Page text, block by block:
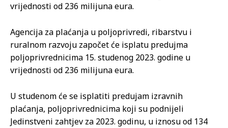
vrijednosti od 236 milijuna eura.
Agencija za plaćanja u poljoprivredi, ribarstvu i
ruralnom razvoju započet će isplatu predujma
poljoprivrednicima 15. studenog 2023. godine u
vrijednosti od 236 milijuna eura.
U studenom će se isplatiti predujam izravnih
plaćanja, poljoprivrednicima koji su podnijeli
Jedinstveni zahtjev za 2023. godinu, u iznosu od 134